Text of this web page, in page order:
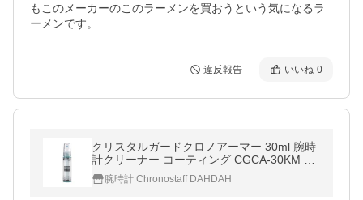
もこのメーカーのこのラーメンを買おうという気になるラ
ーメンです。
違反報告 いいね 0
クリスタルガードクロノアーマー 30ml 腕時
計クリーナー コーティング CGCA-30KM 爆
買 腕時計 Chronostaff DAHDAH